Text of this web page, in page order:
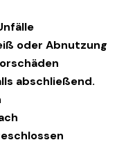
oder Abnutzung
abschließend.